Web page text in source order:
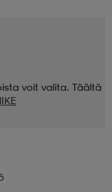
voit valita. Täältä